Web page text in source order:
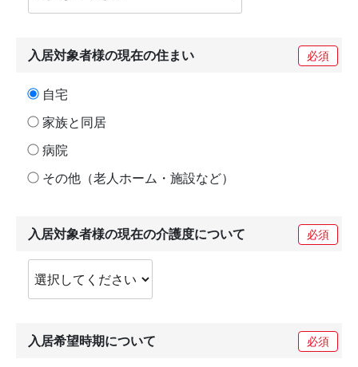
入居対象者様の現在の住まい 必須
自宅
家族と同居
病院
その他（老人ホーム・施設など）
入居対象者様の現在の介護度について 必須
入居希望時期について 必須